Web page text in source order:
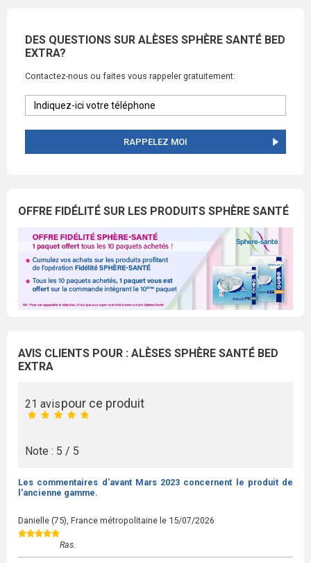
DES QUESTIONS SUR ALÈSES SPHÈRE SANTÉ BED
EXTRA?
Contactez-nous ou faites vous rappeler gratuitement:
RAPPELEZ MOI
OFFRE FIDÉLITÉ SUR LES PRODUITS SPHÈRE SANTÉ
AVIS CLIENTS POUR : ALÈSES SPHÈRE SANTÉ BED
EXTRA
21 avispour ce produit
Note : 5 / 5
Les commentaires d'avant Mars 2023 concernent le produit de
l'ancienne gamme.
Danielle (75), France métropolitaine le 15/07/2026
Ras.